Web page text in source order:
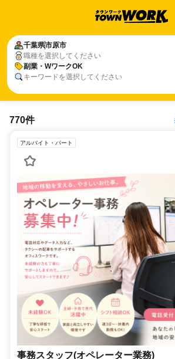
千葉県市原市
職種を選択してください
副業・WワークOK
キーワードを選択してください
770件
アルバイト・パート
事務スタッフ(オペレーター業務)